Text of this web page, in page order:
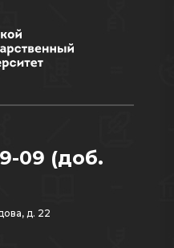
09 (доб.
д. 22